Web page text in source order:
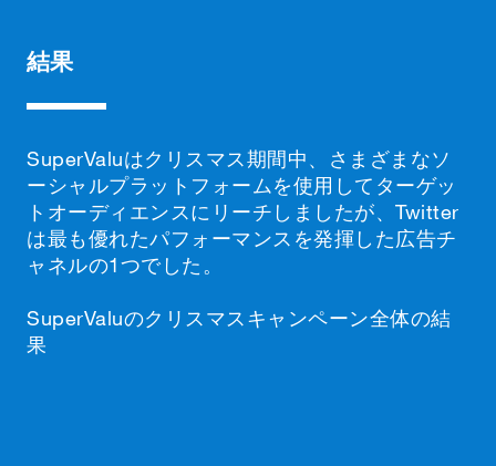
結果
SuperValuはクリスマス期間中、さまざまなソ
ーシャルプラットフォームを使用してターゲッ
トオーディエンスにリーチしましたが、Twitter
は最も優れたパフォーマンスを発揮した広告チ
ャネルの1つでした。
SuperValuのクリスマスキャンペーン全体の結
果